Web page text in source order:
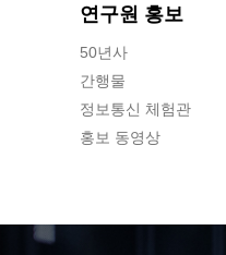
연구원 홍보
50년사
간행물
정보통신 체험관
홍보 동영상